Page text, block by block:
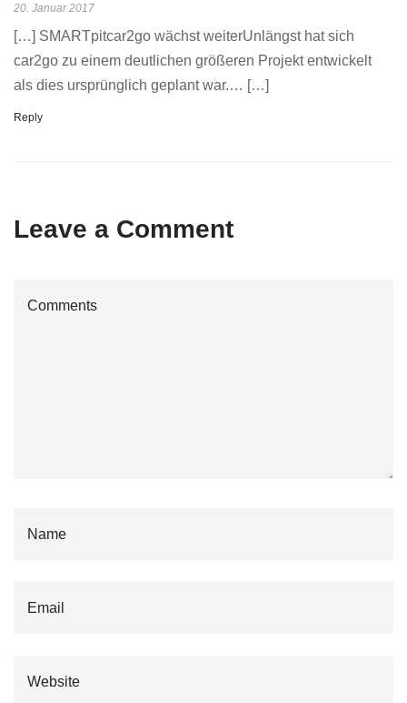
20. Januar 2017
[…] SMARTpitcar2go wächst weiterUnlängst hat sich
car2go zu einem deutlichen größeren Projekt entwickelt
als dies ursprünglich geplant war.… […]
Reply
Leave a Comment